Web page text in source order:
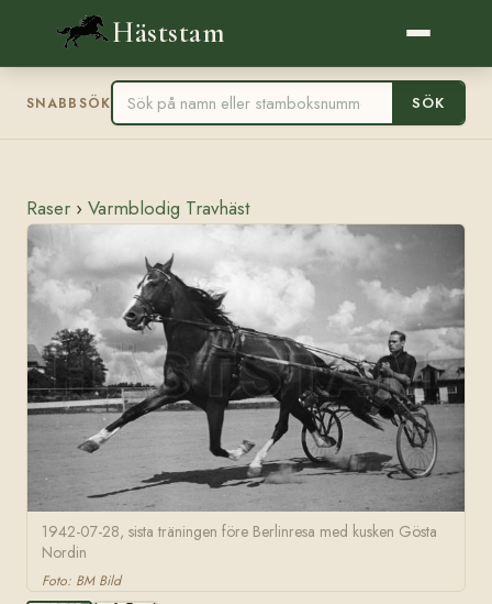
Häststam
SNABBSÖK SÖK
Raser › Varmblodig Travhäst
1942-07-28, sista träningen före Berlinresa med kusken Gösta
Nordin
Foto: BM Bild